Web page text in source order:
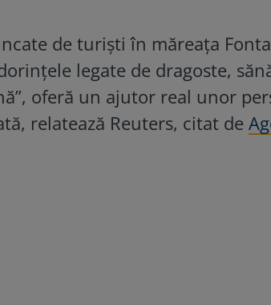
de turiști în măreața
legate de dragoste,
oferă un ajutor real unor
relatează Reuters, citat de